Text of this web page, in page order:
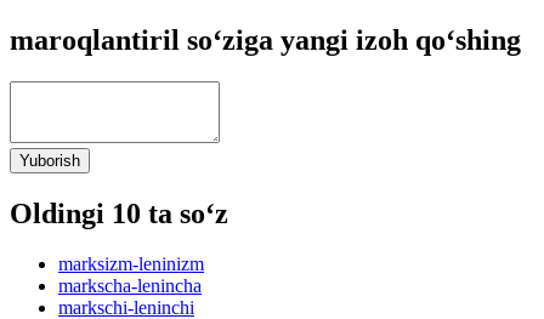
maroqlantiril so‘ziga yangi izoh qo‘shing
Yuborish
Oldingi 10 ta so‘z
marksizm-leninizm
markscha-lenincha
markschi-leninchi